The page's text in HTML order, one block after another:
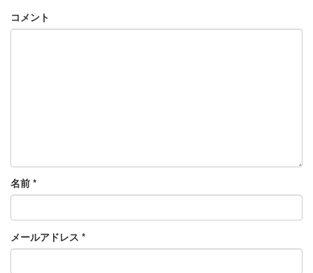
コメント
名前 *
メールアドレス *